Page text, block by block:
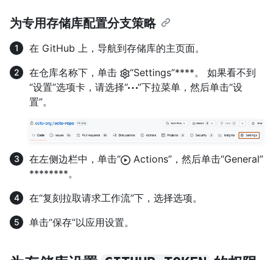
为专用存储库配置分支策略
在 GitHub 上，导航到存储库的主页面。
在仓库名称下，单击
“Settings”****。 如果看不到
“设置”选项卡，请选择“
”下拉菜单，然后单击“设
置”。
在左侧边栏中，单击“
Actions”，然后单击“General”
********。
在“复刻拉取请求工作流”下，选择选项。
单击“保存”以应用设置。